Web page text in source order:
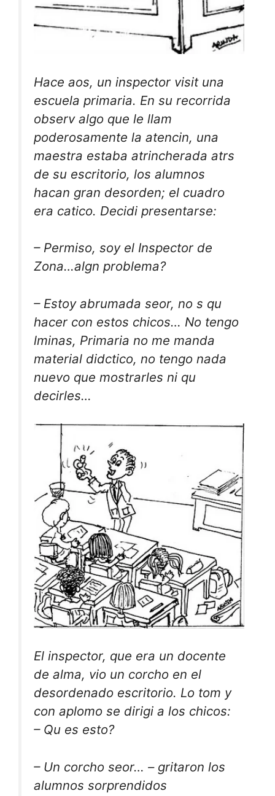
Hace aos, un inspector visit una
escuela primaria. En su recorrida
observ algo que le llam
poderosamente la atencin, una
maestra estaba atrincherada atrs
de su escritorio, los alumnos
hacan gran desorden; el cuadro
era catico. Decidi presentarse:
– Permiso, soy el Inspector de
Zona…algn problema?
– Estoy abrumada seor, no s qu
hacer con estos chicos… No tengo
lminas, Primaria no me manda
material didctico, no tengo nada
nuevo que mostrarles ni qu
decirles…
El inspector, que era un docente
de alma, vio un corcho en el
desordenado escritorio. Lo tom y
con aplomo se dirigi a los chicos:
– Qu es esto?
– Un corcho seor… – gritaron los
alumnos sorprendidos